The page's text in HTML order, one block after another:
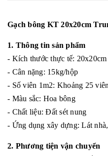
Gạch bông KT 20x20cm
1. Thông tin sản phẩm
- Kích thước thực tế: 20x20cm
- Cân nặng: 15kg/hộp
- Số viên 1m2: Khoảng 25 viên
- Màu sắc: Hoa bông
- Chất liệu: Đất sét nung
- Ứng dụng xây dựng: Lát
2. Phương tiện vận chuyển